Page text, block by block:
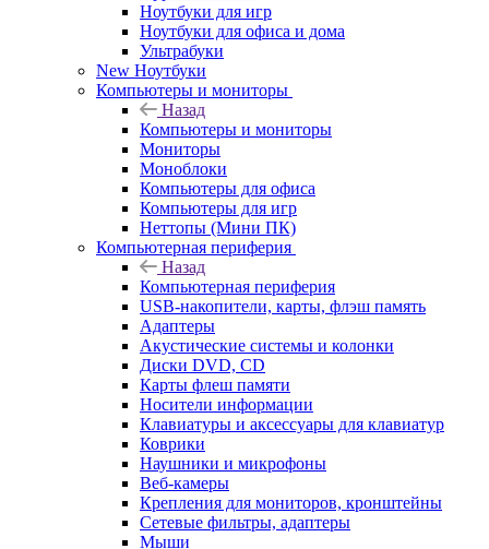
Ноутбуки для игр
Ноутбуки для офиса и дома
Ультрабуки
New Ноутбуки
Компьютеры и мониторы
Назад
Компьютеры и мониторы
Мониторы
Моноблоки
Компьютеры для офиса
Компьютеры для игр
Неттопы (Мини ПК)
Компьютерная периферия
Назад
Компьютерная периферия
USB-накопители, карты, флэш память
Адаптеры
Акустические системы и колонки
Диски DVD, CD
Карты флеш памяти
Носители информации
Клавиатуры и аксессуары для клавиатур
Коврики
Наушники и микрофоны
Веб-камеры
Крепления для мониторов, кронштейны
Сетевые фильтры, адаптеры
Мыши